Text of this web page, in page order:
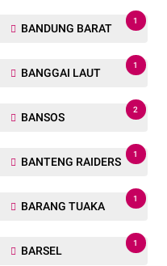
BANDUNG BARAT
1
BANGGAI LAUT
1
BANSOS
2
BANTENG RAIDERS
1
BARANG TUAKA
1
BARSEL
1